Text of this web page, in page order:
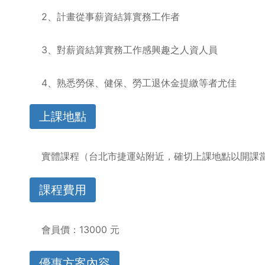
2、計畫從事薪資結算實務工作者
3、對薪資結算實務工作感興趣之人資人員
4、熟悉勞保、健保、勞工退休金提繳等者尤佳
上課地點
實體課程（台北市捷運站附近，確切上課地點以開課
課程費用
會員價：13000 元